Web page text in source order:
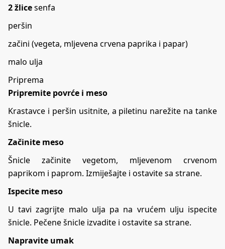
2 žlicesenfa
peršin
začini (vegeta, mljevena crvena paprika i papar)
malo ulja
Priprema
Pripremite povrće i meso
Krastavce i peršin usitnite, a piletinu narežite na tanke
šnicle.
Začinite meso
Šnicle začinite vegetom, mljevenom crvenom
paprikom i paprom. Izmiješajte i ostavite sa strane.
Ispecite meso
U tavi zagrijte malo ulja pa na vrućem ulju ispecite
šnicle. Pečene šnicle izvadite i ostavite sa strane.
Napravite umak